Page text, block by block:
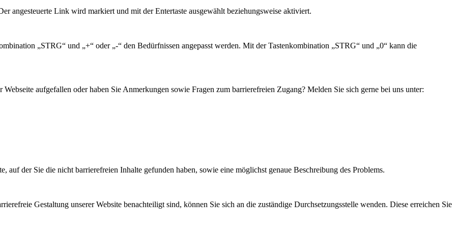
angesteuerte Link wird markiert und mit der Entertaste ausgewählt beziehungsweise aktiviert.
„STRG“ und „+“ oder „-“ den Bedürfnissen angepasst werden. Mit der Tastenkombination „STRG“ und „0“ kann die
aufgefallen oder haben Sie Anmerkungen sowie Fragen zum barrierefreien Zugang? Melden Sie sich gerne bei uns unter:
auf der Sie die nicht barrierefreien Inhalte gefunden haben, sowie eine möglichst genaue Beschreibung des Problems.
Gestaltung unserer Website benachteiligt sind, können Sie sich an die zuständige Durchsetzungsstelle wenden. Diese erreichen Sie